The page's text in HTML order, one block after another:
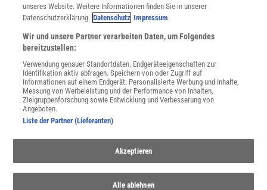
Impressum
Angebote für Schulen
Angebote für Institutionen
Sprachen lernen mit Gymglish
Lexika
Für Spektrum schreiben
Zugänglichkeitserklärung
WEBSEITEN
KielSCN
Wissenschaft in die Schulen
SciLogs
unseres Website. Weitere Informationen finden Sie in unserer
Datenschutzerklärung. Datenschutz Impressum
Wir und unsere Partner verarbeiten Daten, um Folgendes
bereitzustellen:
Verwendung genauer Standortdaten. Endgeräteeigenschaften zur
Identifikation aktiv abfragen. Speichern von oder Zugriff auf
Informationen auf einem Endgerät. Personalisierte Werbung und Inhalte,
Messung von Werbeleistung und der Performance von Inhalten,
Zielgruppenforschung sowie Entwicklung und Verbesserung von
Angeboten.
Liste der Partner (Lieferanten)
Akzeptieren
Alle ablehnen